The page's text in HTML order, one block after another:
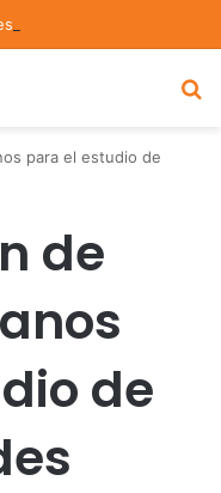
para el estudio de
de
de